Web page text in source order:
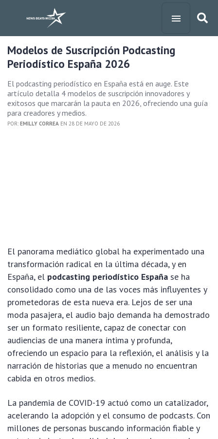
Modelos de Suscripción Podcasting
Periodístico España 2026
El podcasting periodístico en España está en auge. Este
artículo detalla 4 modelos de suscripción innovadores y
exitosos que marcarán la pauta en 2026, ofreciendo una guía
para creadores y medios.
POR: EMILLY CORREA EN 28 DE MAYO DE 2026
El panorama mediático global ha experimentado una
transformación radical en la última década, y en
España, el podcasting periodístico España se ha
consolidado como una de las voces más influyentes y
prometedoras de esta nueva era. Lejos de ser una
moda pasajera, el audio bajo demanda ha demostrado
ser un formato resiliente, capaz de conectar con
audiencias de una manera íntima y profunda,
ofreciendo un espacio para la reflexión, el análisis y la
narración de historias que a menudo no encuentran
cabida en otros medios.
La pandemia de COVID-19 actuó como un catalizador,
acelerando la adopción y el consumo de podcasts. Con
millones de personas buscando información fiable y